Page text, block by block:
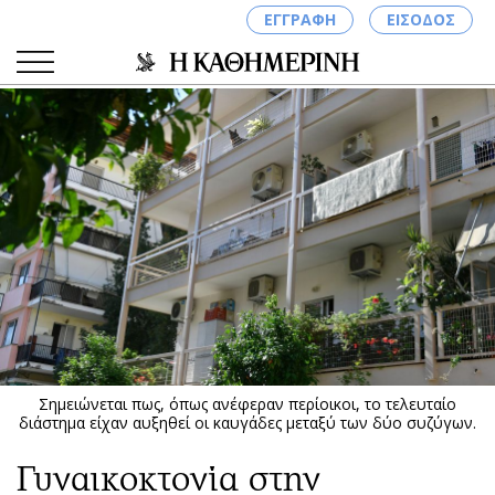
ΕΓΓΡΑΦΗ ΕΙΣΟΔΟΣ
ΚΑΤΗΓΟΡΙΕΣ ΣΥΝΔΕΣΗ
Κύπρος
Παιδεία
Υγεία
Πολιτική
Βουλευτικές 2026
Εκλογές 2024
Προεδρικές 2023
Διπλωματία
Απόψεις
Αρθρογραφία
The Hill
Υγεία
Αγγελίες
Ενοικιάζονται
Πωλούνται
Θέσεις εργασίας
Σημειώνεται πως, όπως ανέφεραν περίοικοι, το τελευταίο
διάστημα είχαν αυξηθεί οι καυγάδες μεταξύ των δύο συζύγων.
Γυναικοκτονία στην